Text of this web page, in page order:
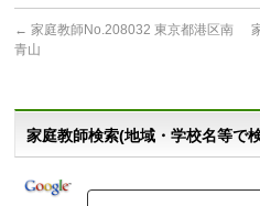
← 家庭教師No.208032 東京都港区南
青山
家庭教師検索(地域・学校名等で